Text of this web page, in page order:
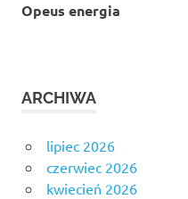
Opeus energia
ARCHIWA
lipiec 2026
czerwiec 2026
kwiecień 2026